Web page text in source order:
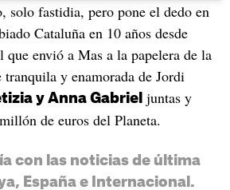
solo fastidia, pero pone el dedo en
Cataluña en 10 años desde
envió a Mas a la papelera de la
y enamorada de Jordi
y Anna Gabriel juntas y
de euros del Planeta.
con las noticias de última
España e Internacional.